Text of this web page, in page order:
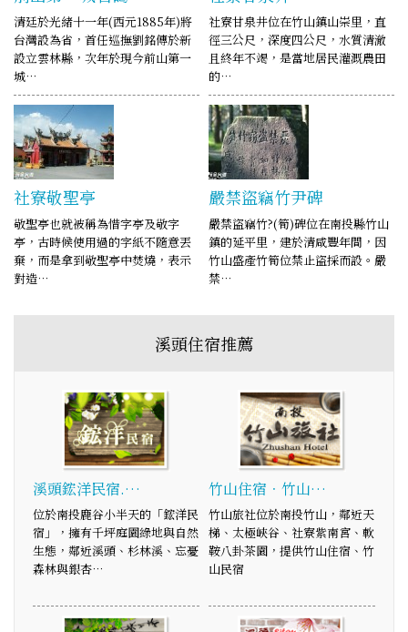
清廷於光緒十一年(西元1885年)將
台灣設為省，首任巡撫劉銘傳於新
設立雲林縣，次年於現今前山第一
城…
社寮甘泉井位在竹山鎮山崇里，直
徑三公尺，深度四公尺，水質清澈
且終年不竭，是當地居民灌溉農田
的…
社寮敬聖亭
敬聖亭也就被稱為惜字亭及敬字
亭，古時候使用過的字紙不隨意丟
棄，而是拿到敬聖亭中焚燒，表示
對造…
嚴禁盜竊竹尹碑
嚴禁盜竊竹?(筍)碑位在南投縣竹山
鎮的延平里，建於清咸豐年間，因
竹山盛產竹筍位禁止盜採而設。嚴
禁…
溪頭住宿推薦
溪頭鋐洋民宿.…
位於南投鹿谷小半天的「鋐洋民
宿」，擁有千坪庭園綠地與自然
生態，鄰近溪頭、杉林溪、忘憂
森林與銀杏…
竹山住宿．竹山…
竹山旅社位於南投竹山，鄰近天
梯、太極峽谷、社寮紫南宮、軟
鞍八卦茶園，提供竹山住宿、竹
山民宿